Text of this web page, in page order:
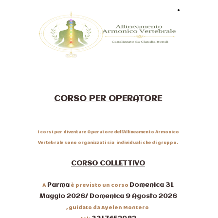
CORSO PER OPERATORE
I corsi per diventare Operatore dell'Allineamento Armonico
Vertebrale sono organizzati sia individuali che di gruppo.
CORSO COLLETTIVO
A Parma è previsto un corso Domenica 31
Maggio 2026/ Domenica 9 Agosto 2026
, guidato da Ayelen Montero